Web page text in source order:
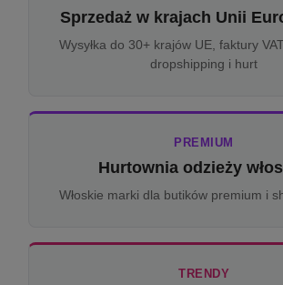
Sprzedaż w krajach Unii
Wysyłka do 30+ krajów UE, faktury
dropshipping i hurt
PREMIUM
Hurtownia odzieży
Włoskie marki dla butików premium i
TRENDY